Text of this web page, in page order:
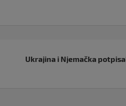
Ukrajina i Njemačka